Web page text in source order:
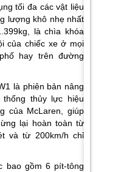
tối đa các vật liệu
lượng khô nhẹ nhất
là chìa khóa
của chiếc xe ở mọi
hay trên đường
là phiên bản nâng
thủy lực hiệu
của McLaren, giúp
lại hoàn toàn từ
và từ 200km/h chỉ
bao gồm 6 pít-tông